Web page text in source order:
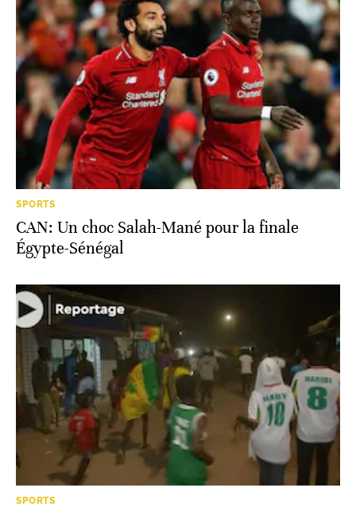
SPORTS
CAN: Un choc Salah-Mané pour la finale
Égypte-Sénégal
SPORTS